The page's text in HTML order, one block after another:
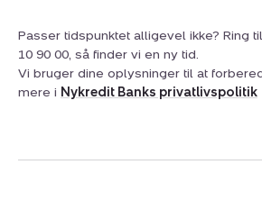
Passer tidspunktet alligevel ikke? Ring
10 90 00, så finder vi en ny tid.
Vi bruger dine oplysninger til at
mere i Nykredit Banks privatlivspolitik